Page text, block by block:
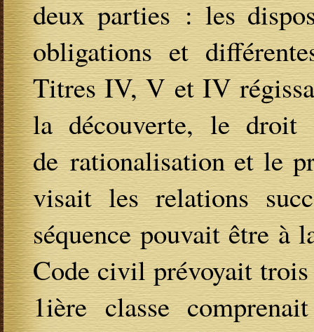
deux parties : les
obligations et
Titres IV, V et IV
la découverte, le
de rationalisation et le
visait les relations
séquence pouvait être à
Code civil prévoyait
1ière classe